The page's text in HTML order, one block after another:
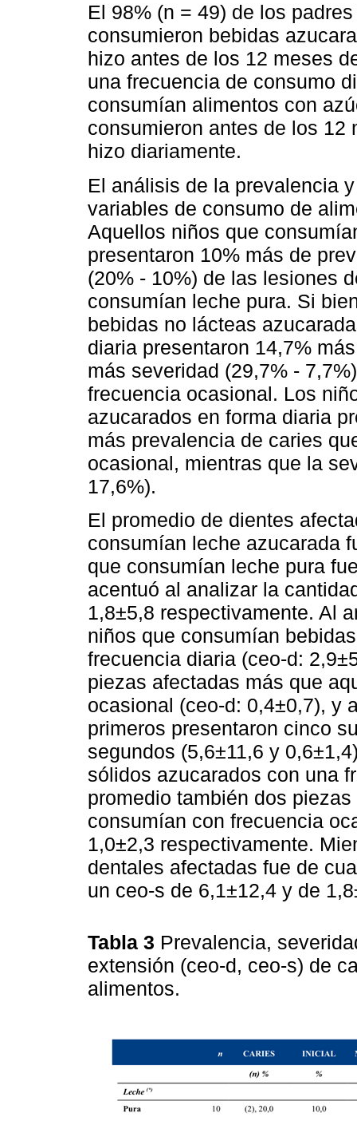
El 98% (n = 49) de los
consumieron bebidas
hizo antes de los 12 meses
una frecuencia de consumo
consumían alimentos con
consumieron antes de los 12
hizo diariamente.
El análisis de la prevalencia
variables de consumo de
Aquellos niños que
presentaron 10% más de
(20% - 10%) de las lesiones
consumían leche pura. Si
bebidas no lácteas
diaria presentaron 14,7%
más severidad (29,7% -
frecuencia ocasional. Los
azucarados en forma diaria
más prevalencia de caries
ocasional, mientras que la
17,6%).
El promedio de dientes
consumían leche azucarada
que consumían leche pura
acentuó al analizar la
1,8±5,8 respectivamente. Al
niños que consumían
frecuencia diaria (ceo-d:
piezas afectadas más que
ocasional (ceo-d: 0,4±0,7), y
primeros presentaron cinco
segundos (5,6±11,6 y
sólidos azucarados con una
promedio también dos
consumían con frecuencia
1,0±2,3 respectivamente.
dentales afectadas fue de
un ceo-s de 6,1±12,4 y de
Tabla 3 Prevalencia,
extensión (ceo-d, ceo-s) de
alimentos.